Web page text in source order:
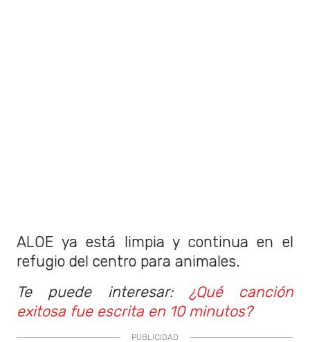
ALOE ya está limpia y continua en el
refugio del centro para animales.
Te puede interesar: ¿Qué canción
exitosa fue escrita en 10 minutos?